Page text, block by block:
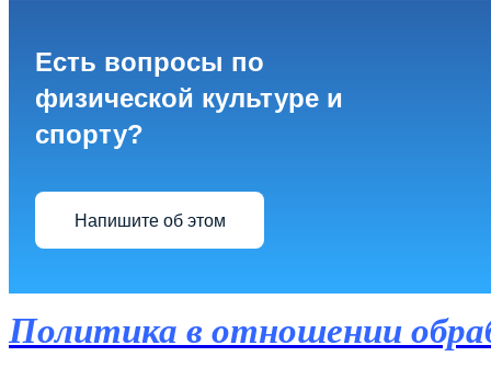
Есть вопросы по
физической культуре и
спорту?
Напишите об этом
Политика в отношении